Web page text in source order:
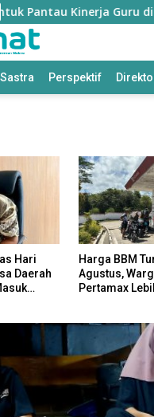
Pantau Kinerja Guru di
Sastra Perspektif
Hari
Daerah
Harga BBM
Agustus,
Pertamax